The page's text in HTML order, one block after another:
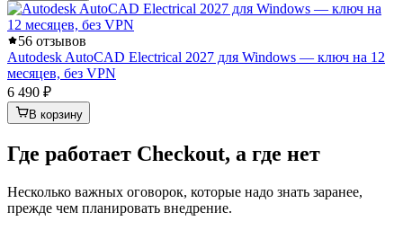
56 отзывов
Autodesk AutoCAD Electrical 2027 для Windows — ключ на 12
месяцев, без VPN
6 490 ₽
В корзину
Где работает Checkout, а где нет
Несколько важных оговорок, которые надо знать заранее,
прежде чем планировать внедрение.